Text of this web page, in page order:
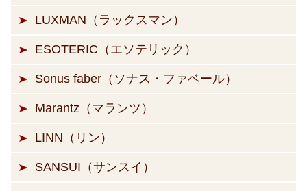
LUXMAN（ラックスマン）
ESOTERIC（エソテリック）
Sonus faber（ソナス・ファベール）
Marantz（マランツ）
LINN（リン）
SANSUI（サンスイ）